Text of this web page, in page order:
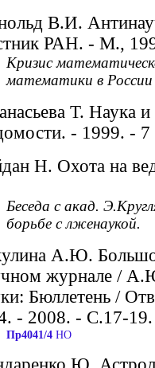
В.И.
РАН. - М.,
Кризис
математики в России
Т. Наука
- 1999. -
Н. Охота на
Беседа с акад.
борьбе с лженаукой.
А.Ю.
журнале /
Бюллетень /
- 2008. - С.17-19.
Пр4041/4 НО